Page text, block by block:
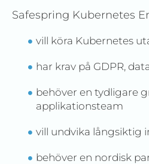
Safespring Kubernetes
vill köra Kubernetes
har krav på GDPR,
behöver en tydligare
applikationsteam
vill undvika långsiktig
behöver en nordisk